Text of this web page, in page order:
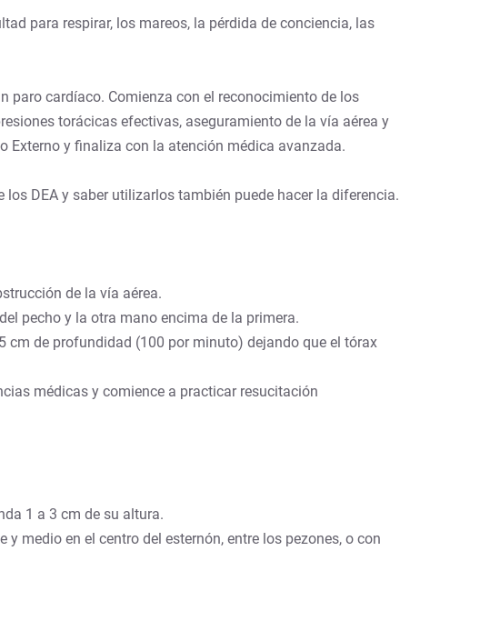
para respirar, los mareos, la pérdida de conciencia, las
paro cardíaco. Comienza con el reconocimiento de los
torácicas efectivas, aseguramiento de la vía aérea y
Externo y finaliza con la atención médica avanzada.
DEA y saber utilizarlos también puede hacer la diferencia.
de la vía aérea.
pecho y la otra mano encima de la primera.
cm de profundidad (100 por minuto) dejando que el tórax
médicas y comience a practicar resucitación
1 a 3 cm de su altura.
medio en el centro del esternón, entre los pezones, o con